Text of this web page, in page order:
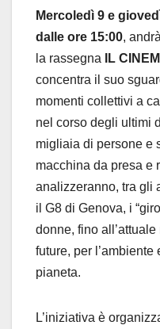
Mercoledì 9 e
dalle ore 15:00,
la rassegna
IL
concentra il suo
momenti collettivi a
nel corso degli ultimi
migliaia di persone e
macchina da presa e
analizzeranno, tra gli
il G8 di Genova, i
donne, fino
future, per l’ambiente
pianeta.
L’iniziativa è